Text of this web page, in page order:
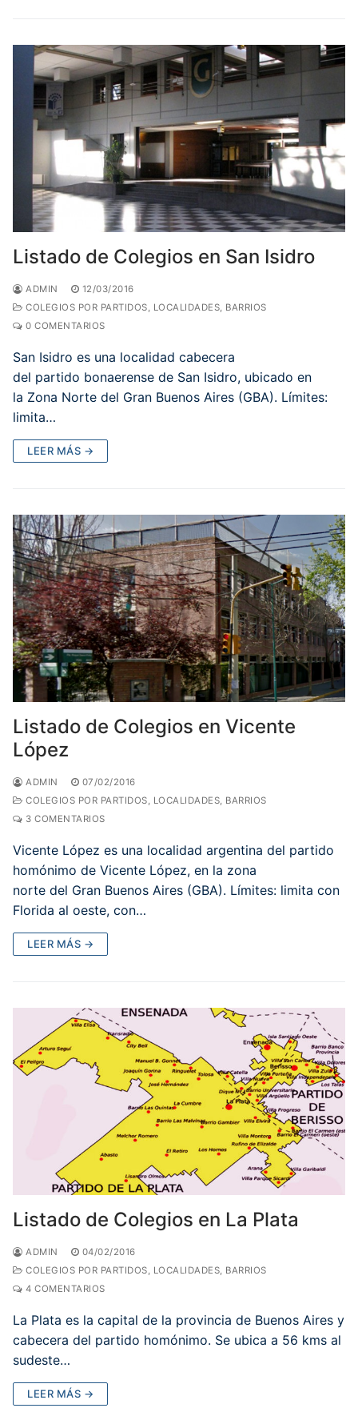
Listado de Colegios en San Isidro
ADMIN
12/03/2016
COLEGIOS POR PARTIDOS, LOCALIDADES, BARRIOS
0 COMENTARIOS
San Isidro es una localidad cabecera
del partido bonaerense de San Isidro, ubicado en
la Zona Norte del Gran Buenos Aires (GBA). Límites:
limita…
LEER MÁS →
Listado de Colegios en Vicente
López
ADMIN
07/02/2016
COLEGIOS POR PARTIDOS, LOCALIDADES, BARRIOS
3 COMENTARIOS
Vicente López es una localidad argentina del partido
homónimo de Vicente López, en la zona
norte del Gran Buenos Aires (GBA). Límites: limita con
Florida al oeste, con…
LEER MÁS →
Listado de Colegios en La Plata
ADMIN
04/02/2016
COLEGIOS POR PARTIDOS, LOCALIDADES, BARRIOS
4 COMENTARIOS
La Plata es la capital de la provincia de Buenos Aires y
cabecera del partido homónimo. Se ubica a 56 kms al
sudeste…
LEER MÁS →